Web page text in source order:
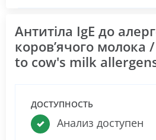
Антитіла IgE до
коров’ячого молока
to cow's milk
ДОСТУПНОСТЬ
Анализ доступен